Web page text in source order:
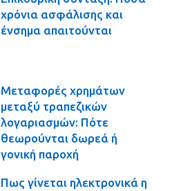
χρόνια ασφάλισης και
ένσημα απαιτούνται
Μεταφορές χρημάτων
μεταξύ τραπεζικών
λογαριασμών: Πότε
θεωρούνται δωρεά ή
γονική παροχή
Πως γίνεται ηλεκτρονικά η